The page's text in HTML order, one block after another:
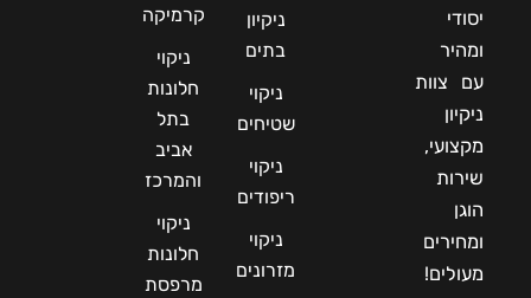
יסודי
ומהיר
עם צוות
ניקיון
מקצועי,
שירות
הוגן
ומחירים
מעולים!
ניקיון
בתים
ניקוי
שטיחים
ניקוי
ריפודים
ניקוי
מזרונים
קרמיקה
ניקוי
חלונות
בתל
אביב
והמרכז
ניקוי
חלונות
מרפסת